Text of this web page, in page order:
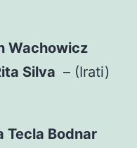
Wachowicz
Silva – (Irati)
Tecla Bodnar